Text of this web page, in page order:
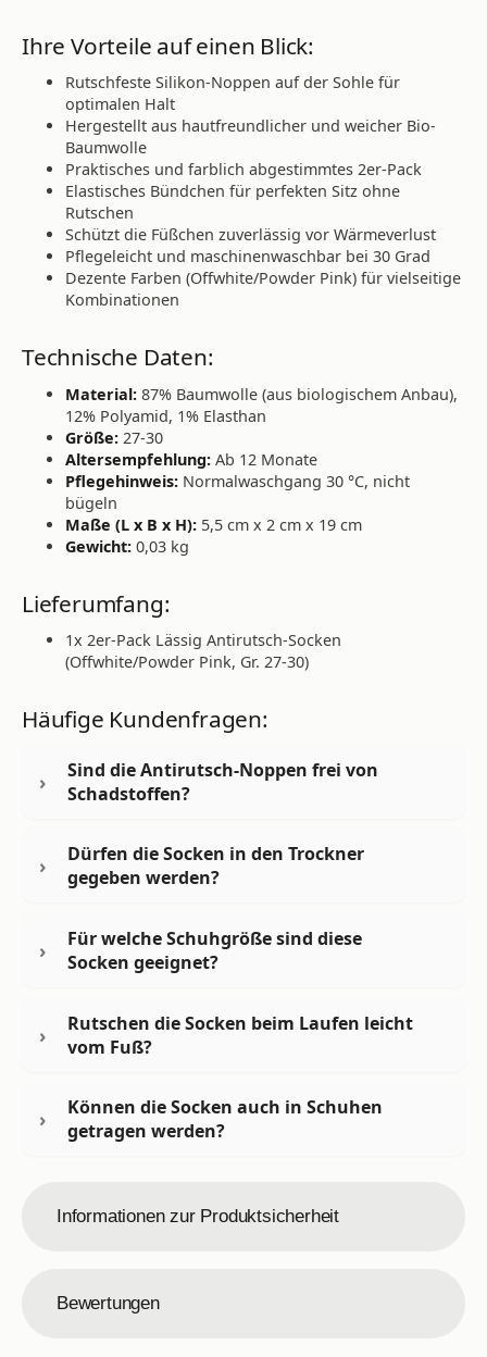
Ihre Vorteile auf einen Blick:
Rutschfeste Silikon-Noppen auf der Sohle für
optimalen Halt
Hergestellt aus hautfreundlicher und weicher Bio-
Baumwolle
Praktisches und farblich abgestimmtes 2er-Pack
Elastisches Bündchen für perfekten Sitz ohne
Rutschen
Schützt die Füßchen zuverlässig vor Wärmeverlust
Pflegeleicht und maschinenwaschbar bei 30 Grad
Dezente Farben (Offwhite/Powder Pink) für vielseitige
Kombinationen
Technische Daten:
Material: 87% Baumwolle (aus biologischem Anbau),
12% Polyamid, 1% Elasthan
Größe: 27-30
Altersempfehlung: Ab 12 Monate
Pflegehinweis: Normalwaschgang 30 °C, nicht
bügeln
Maße (L x B x H): 5,5 cm x 2 cm x 19 cm
Gewicht: 0,03 kg
Lieferumfang:
1x 2er-Pack Lässig Antirutsch-Socken
(Offwhite/Powder Pink, Gr. 27-30)
Häufige Kundenfragen:
Sind die Antirutsch-Noppen frei von
Schadstoffen?
Dürfen die Socken in den Trockner
gegeben werden?
Für welche Schuhgröße sind diese
Socken geeignet?
Rutschen die Socken beim Laufen leicht
vom Fuß?
Können die Socken auch in Schuhen
getragen werden?
Informationen zur Produktsicherheit
Bewertungen